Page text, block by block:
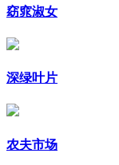
窈窕淑女
深绿叶片
农夫市场